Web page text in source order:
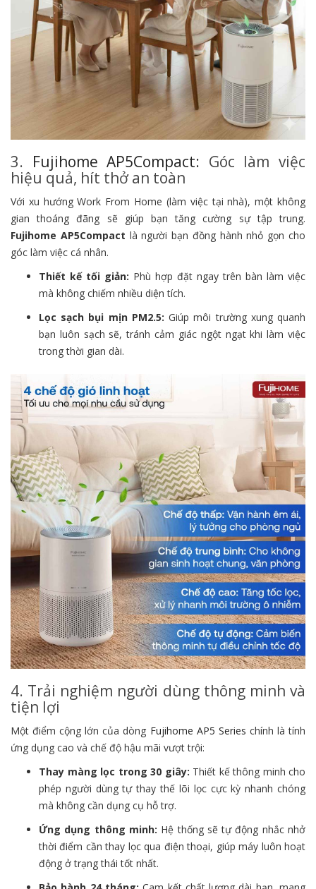
3. Fujihome AP5Compact: Góc làm việc
hiệu quả, hít thở an toàn
Với xu hướng Work From Home (làm việc tại nhà), một không
gian thoáng đãng sẽ giúp bạn tăng cường sự tập trung.
Fujihome AP5Compact là người bạn đồng hành nhỏ gọn cho
góc làm việc cá nhân.
Thiết kế tối giản: Phù hợp đặt ngay trên bàn làm việc
mà không chiếm nhiều diện tích.
Lọc sạch bụi mịn PM2.5: Giúp môi trường xung quanh
bạn luôn sạch sẽ, tránh cảm giác ngột ngạt khi làm việc
trong thời gian dài.
4. Trải nghiệm người dùng thông minh và
tiện lợi
Một điểm cộng lớn của dòng Fujihome AP5 Series chính là tính
ứng dụng cao và chế độ hậu mãi vượt trội:
Thay màng lọc trong 30 giây: Thiết kế thông minh cho
phép người dùng tự thay thế lõi lọc cực kỳ nhanh chóng
mà không cần dụng cụ hỗ trợ.
Ứng dụng thông minh: Hệ thống sẽ tự động nhắc nhở
thời điểm cần thay lọc qua điện thoại, giúp máy luôn hoạt
động ở trạng thái tốt nhất.